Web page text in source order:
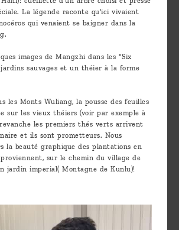
La légende raconte qu'ici vivaient
qui venaient se baigner dans la
images de Mangzhi dans les "Six
sauvages et un théier à la forme
les Monts Wuliang, la pousse des feuilles
sur les vieux théiers (voir par exemple à
les premiers thés verts arrivent
et ils sont prometteurs. Nous
la beauté graphique des plantations en
sur le chemin du village de
jardin imperial( Montagne de Kunlu)!